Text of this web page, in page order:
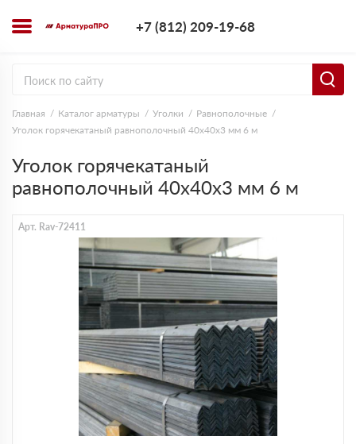
+7 (812) 209-19-68
Главная Каталог арматуры Уголки
Равнополочные
Уголок горячекатаный равнополочный 40х40х3 мм 6 м
Уголок горячекатаный
равнополочный 40х40х3 мм 6 м
Арт. Rav-72411